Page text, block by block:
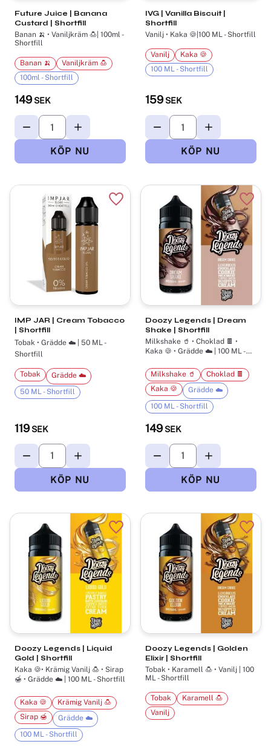
Future Juice | Banana
Custard | Shortfill
Banan 🍌 • Vaniljkräm 🍮| 100ml -
Shortfill
149 SEK
Banan 🍌
Vaniljkräm 🍮
100ml - Shortfill
IVG | Vanilla Biscuit |
Shortfill
Vanilj • Kaka 🍪|100 ML - Shortfill
159 SEK
Vanilj
Kaka 🍪
100 ML - Shortfill
IMP JAR | Cream Tobacco
| Shortfill
Tobak • Grädde ☁️ | 50 ML -
Shortfill
119 SEK
Tobak
Grädde ☁️
50 ML - Shortfill
Lägg till i favoriter
Doozy Legends | Dream
Shake | Shortfill
Milkshake 🥤 • Choklad 🍫 •
Kaka 🍪 • Grädde ☁️ | 100 ML -
149 SEK
Milkshake 🥤
Choklad 🍫
Kaka 🍪
Grädde ☁️
100 ML - Shortfill
Doozy Legends | Liquid
Gold | Shortfill
Kaka 🍪• Krämig Vanilj 🍮 • Sirap
🍯 • Grädde ☁️ | 100 ML - Shortfill
Kaka 🍪
Krämig Vanilj 🍮
Sirap 🍯
Grädde ☁️
100 ML - Shortfill
Lägg till i favoriter
Doozy Legends | Golden
Elixir | Shortfill
Tobak • Karamell 🍮 • Vanilj | 100
ML - Shortfill
Tobak
Karamell 🍮
Vanilj